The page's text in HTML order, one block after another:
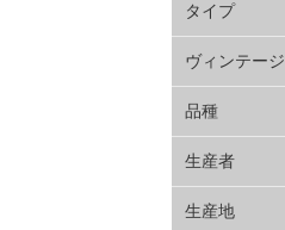
タイプ
ヴィンテージ
品種
生産者
生産地